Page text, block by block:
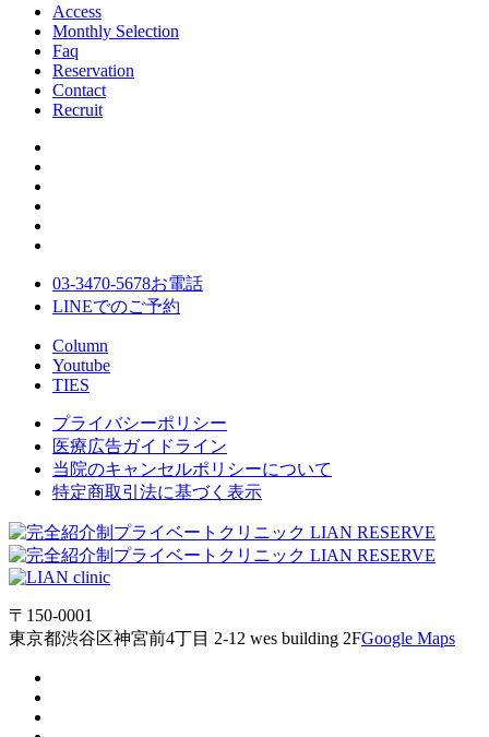
Access
Monthly Selection
Faq
Reservation
Contact
Recruit
03-3470-5678お電話
LINEでのご予約
Column
Youtube
TIES
プライバシーポリシー
医療広告ガイドライン
当院のキャンセルポリシーについて
特定商取引法に基づく表示
〒150-0001
東京都渋谷区神宮前4丁目 2-12 wes building 2FGoogle Maps